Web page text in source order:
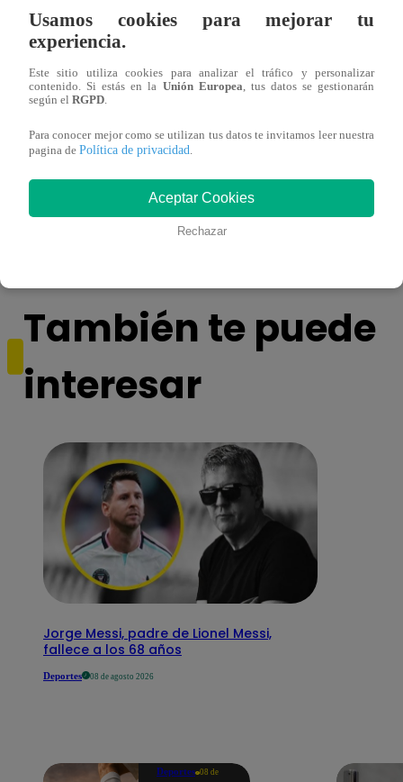
tras denunciar negligencia médica
de
También te puede
interesar
Jorge Messi, padre de Lionel Messi,
fallece a los 68 años
Deportes 08 de agosto 2026
Deportes 08 de
Usamos cookies para mejorar tu
experiencia.
Este sitio utiliza cookies para analizar el tráfico y personalizar
contenido. Si estás en la Unión Europea , tus datos se gestionarán
según el RGPD
Para conocer mejor como se utilizan tus datos te invitamos leer nuestra
pagina de Política de privacidad
Aceptar Cookies
Rechazar